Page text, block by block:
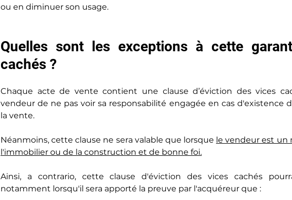
ou en diminuer son usage.
Quelles sont les exceptions à cette
cachés ?
Chaque acte de vente contient une clause d’éviction des vices
vendeur de ne pas voir sa responsabilité engagée en cas d'existence
la vente.
Néanmoins, cette clause ne sera valable que lorsque le vendeur est un
l'immobilier ou de la construction et de bonne foi.
Ainsi, a contrario, cette clause d'éviction des vices cachés
notamment lorsqu'il sera apporté la preuve par l'acquéreur que :